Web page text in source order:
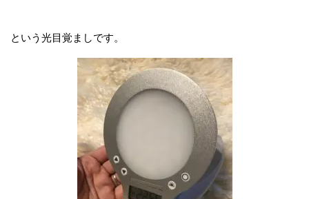
という光目覚ましです。